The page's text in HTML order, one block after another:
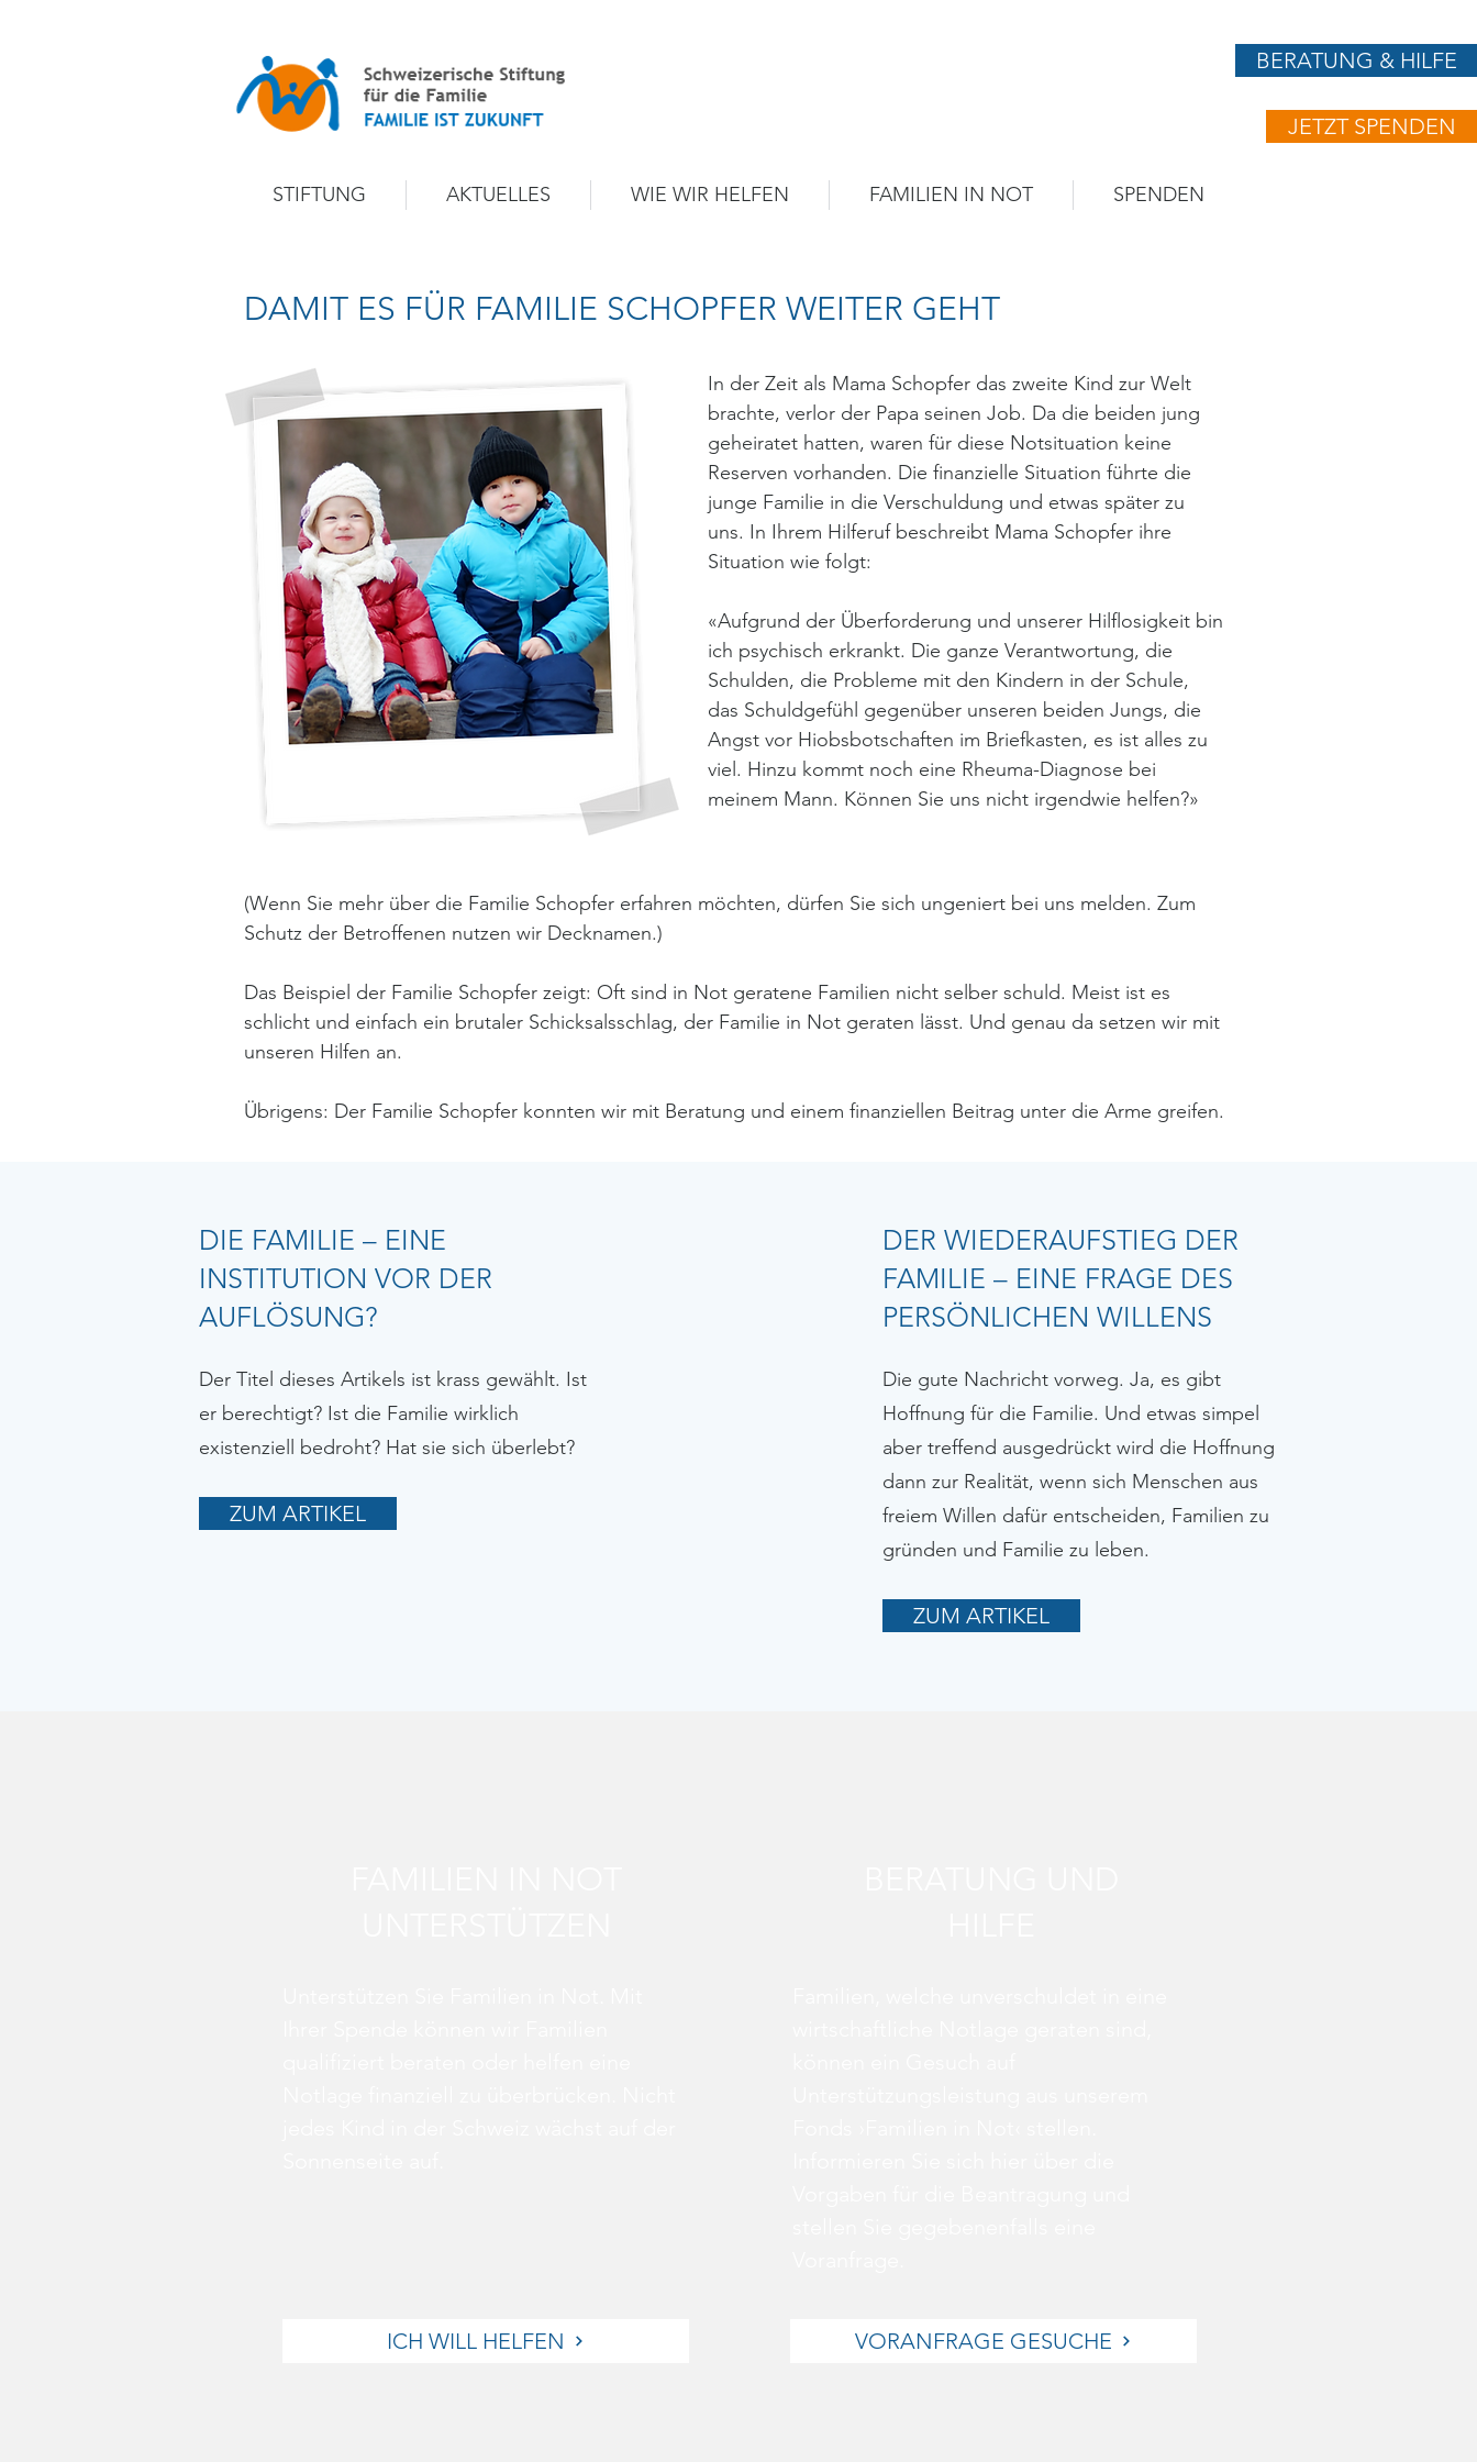
BERATUNG & HILFE
JETZT SPENDEN
STIFTUNG AKTUELLES WIE WIR HELFEN FAMILIEN IN NOT SPENDEN
DAMIT ES FÜR FAMILIE SCHOPFER WEITER GEHT
In der Zeit als Mama Schopfer das zweite Kind zur Welt
brachte, verlor der Papa seinen Job. Da die beiden jung
geheiratet hatten, waren für diese Notsituation keine
Reserven vorhanden. Die finanzielle Situation führte die
junge Familie in die Verschuldung und etwas später zu
uns. In Ihrem Hilferuf beschreibt Mama Schopfer ihre
Situation wie folgt:
«Aufgrund der Überforderung und unserer Hilflosigkeit bin
ich psychisch erkrankt. Die ganze Verantwortung, die
Schulden, die Pro­bleme mit den Kindern in der Schule,
das Schuldgefühl gegenüber unseren beiden Jungs, die
Angst vor Hiobs­botschaften im Briefkasten, es ist alles zu
viel. Hinzu kommt noch eine Rheuma-Diagnose bei
meinem Mann. Können Sie uns nicht irgendwie helfen?»
(Wenn Sie mehr über die Familie Schopfer erfahren möchten, dürfen Sie sich ungeniert bei uns melden. Zum
Schutz der Betroffenen nutzen wir Decknamen.)
Das Beispiel der Familie Schopfer zeigt: Oft sind in Not geratene Familien nicht selber schuld. Meist ist es
schlicht und einfach ein brutaler Schicksalsschlag, der Familie in Not geraten lässt. Und genau da setzen wir mit
unseren Hilfen an.
Übrigens: Der Familie Schopfer konnten wir mit Beratung und einem finanziellen Beitrag unter die Arme greifen.
DIE FAMILIE – EINE
INSTITUTION VOR DER
AUFLÖSUNG?
Der Titel dieses Artikels ist krass gewählt. Ist
er berechtigt? Ist die Familie wirklich
existenziell bedroht? Hat sie sich überlebt?
ZUM ARTIKEL
DER WIEDERAUFSTIEG DER
FAMILIE – EINE FRAGE DES
PERSÖNLICHEN WILLENS
Die gute Nachricht vorweg. Ja, es gibt
Hoffnung für die Familie. Und etwas simpel
aber treffend ausgedrückt wird die Hoffnung
dann zur Realität, wenn sich Menschen aus
freiem Willen dafür entscheiden, Familien zu
gründen und Familie zu leben.
ZUM ARTIKEL
ICH WILL HELFEN VORANFRAGE GESUCHE